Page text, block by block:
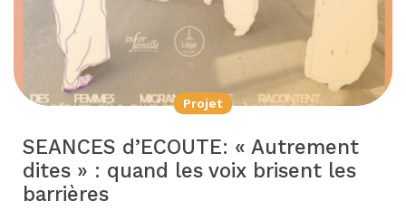
Projet
SEANCES d’ECOUTE: « Autrement
dites » : quand les voix brisent les
barrières